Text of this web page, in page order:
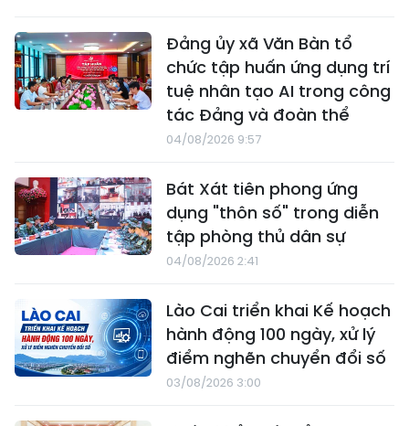
Đảng ủy xã Văn Bàn tổ
chức tập huấn ứng dụng trí
tuệ nhân tạo AI trong công
tác Đảng và đoàn thể
04/08/2026 9:57
Bát Xát tiên phong ứng
dụng "thôn số" trong diễn
tập phòng thủ dân sự
04/08/2026 2:41
Lào Cai triển khai Kế hoạch
hành động 100 ngày, xử lý
điểm nghẽn chuyển đổi số
03/08/2026 3:00